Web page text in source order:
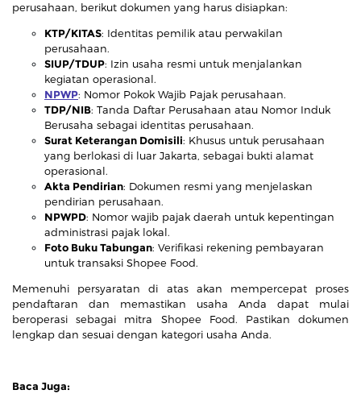
perusahaan, berikut dokumen yang harus disiapkan:
KTP/KITAS: Identitas pemilik atau perwakilan
perusahaan.
SIUP/TDUP: Izin usaha resmi untuk menjalankan
kegiatan operasional.
NPWP: Nomor Pokok Wajib Pajak perusahaan.
TDP/NIB: Tanda Daftar Perusahaan atau Nomor Induk
Berusaha sebagai identitas perusahaan.
Surat Keterangan Domisili: Khusus untuk perusahaan
yang berlokasi di luar Jakarta, sebagai bukti alamat
operasional.
Akta Pendirian: Dokumen resmi yang menjelaskan
pendirian perusahaan.
NPWPD: Nomor wajib pajak daerah untuk kepentingan
administrasi pajak lokal.
Foto Buku Tabungan: Verifikasi rekening pembayaran
untuk transaksi Shopee Food.
Memenuhi persyaratan di atas akan mempercepat proses
pendaftaran dan memastikan usaha Anda dapat mulai
beroperasi sebagai mitra Shopee Food. Pastikan dokumen
lengkap dan sesuai dengan kategori usaha Anda.
Baca Juga: